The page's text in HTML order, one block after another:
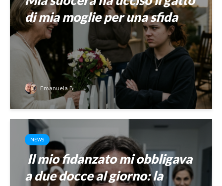
di mia moglie per una sfida
Emanuela B.
NEWS
Il mio fidanzato mi obbligava
a due docce al giorno: la